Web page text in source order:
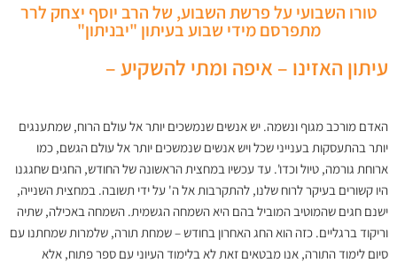
טורו השבועי על פרשת השבוע, של הרב יוסף יצחק לרר
מתפרסם מידי שבוע בעיתון "יבניתון"
עיתון האזינו – איפה ומתי להשקיע –
האדם מורכב מגוף ונשמה. יש אנשים שנמשכים יותר אל עולם הרוח, שמתענגים
יותר בהתעסקות בענייני שכל ויש אנשים שנמשכים יותר אל עולם הגשם, כמו
ארוחת גורמה, טיול וכדו'. עד עכשיו במחצית הראשונה של החודש, החגים שחגגנו
היו קשורים בעיקר לרוח שלנו, להתקרבות אל ה' על ידי תשובה. במחצית השנייה,
ישנם חגים שהמוטיב המוביל בהם היא השמחה הגשמית. השמחה באכילה, שתיה
וריקוד ברגליים. כזה הוא החג האחרון בחודש – שמחת תורה, שלמרות שמחתנו עם
סיום לימוד התורה, אנו מבטאים זאת לא בלימוד העיוני עם ספר פתוח, אלא